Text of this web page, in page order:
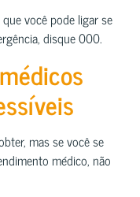
você pode ligar se
disque 000.
mas se você se
médico, não